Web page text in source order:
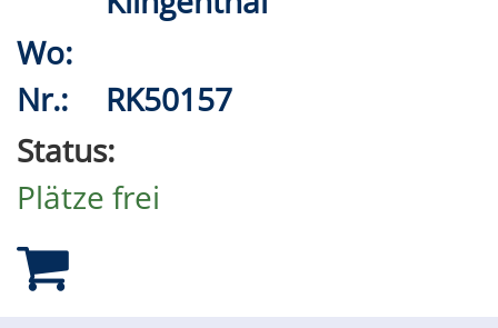
Wo:
Nr.:
RK50157
Status:
Plätze frei